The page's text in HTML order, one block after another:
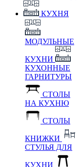
КУХНЯ
МОДУЛЬНЫЕ
КУХНИ
КУХОННЫЕ
ГАРНИТУРЫ
СТОЛЫ
НА КУХНЮ
СТОЛЫ
КНИЖКИ
СТУЛЬЯ ДЛЯ
КУХНИ